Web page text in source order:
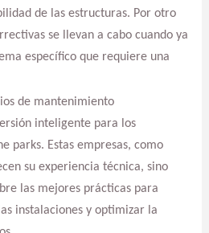
de las estructuras. Por otro
se llevan a cabo cuando ya
específico que requiere una
de mantenimiento
inteligente para los
parks. Estas empresas, como
su experiencia técnica, sino
las mejores prácticas para
instalaciones y optimizar la